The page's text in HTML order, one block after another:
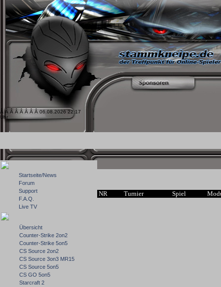
Â Â Â Â Â Â Â Â 06.08.2026 22:17
Uhr
Startseite/News
Forum
Support
F.A.Q.
Live TV
Übersicht
Counter-Strike 2on2
Counter-Strike 5on5
CS Source 2on2
CS Source 3on3 MR15
CS Source 5on5
CS GO 5on5
Starcraft 2
NR Turnier Spiel